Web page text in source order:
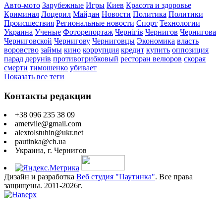
Авто-мото Зарубежные Игры Киев Красота и здоровье
Криминал Лоцерил Майдан Новости Политика Политики
Происшествия Региональные новости Спорт Технологии
Украина Ученые Фоторепортаж Чернігів Чернигов Чернигова
Черниговской Чернигову Черниговцы Экономика власть
воровство займы кино коррупция кредит купить оппозиция
парад дерунів противогрибковый ресторан велюров скорая
смерти тимошенко убивает
Показать все теги
Контакты редакции
+38 096 235 38 09
ametvile@gmail.com
alextolstuhin@ukr.net
pautinka@ch.ua
Украина, г. Чернигов
Дизайн и разработка Веб студия "Паутинка". Все права
защищены. 2011-2026г.